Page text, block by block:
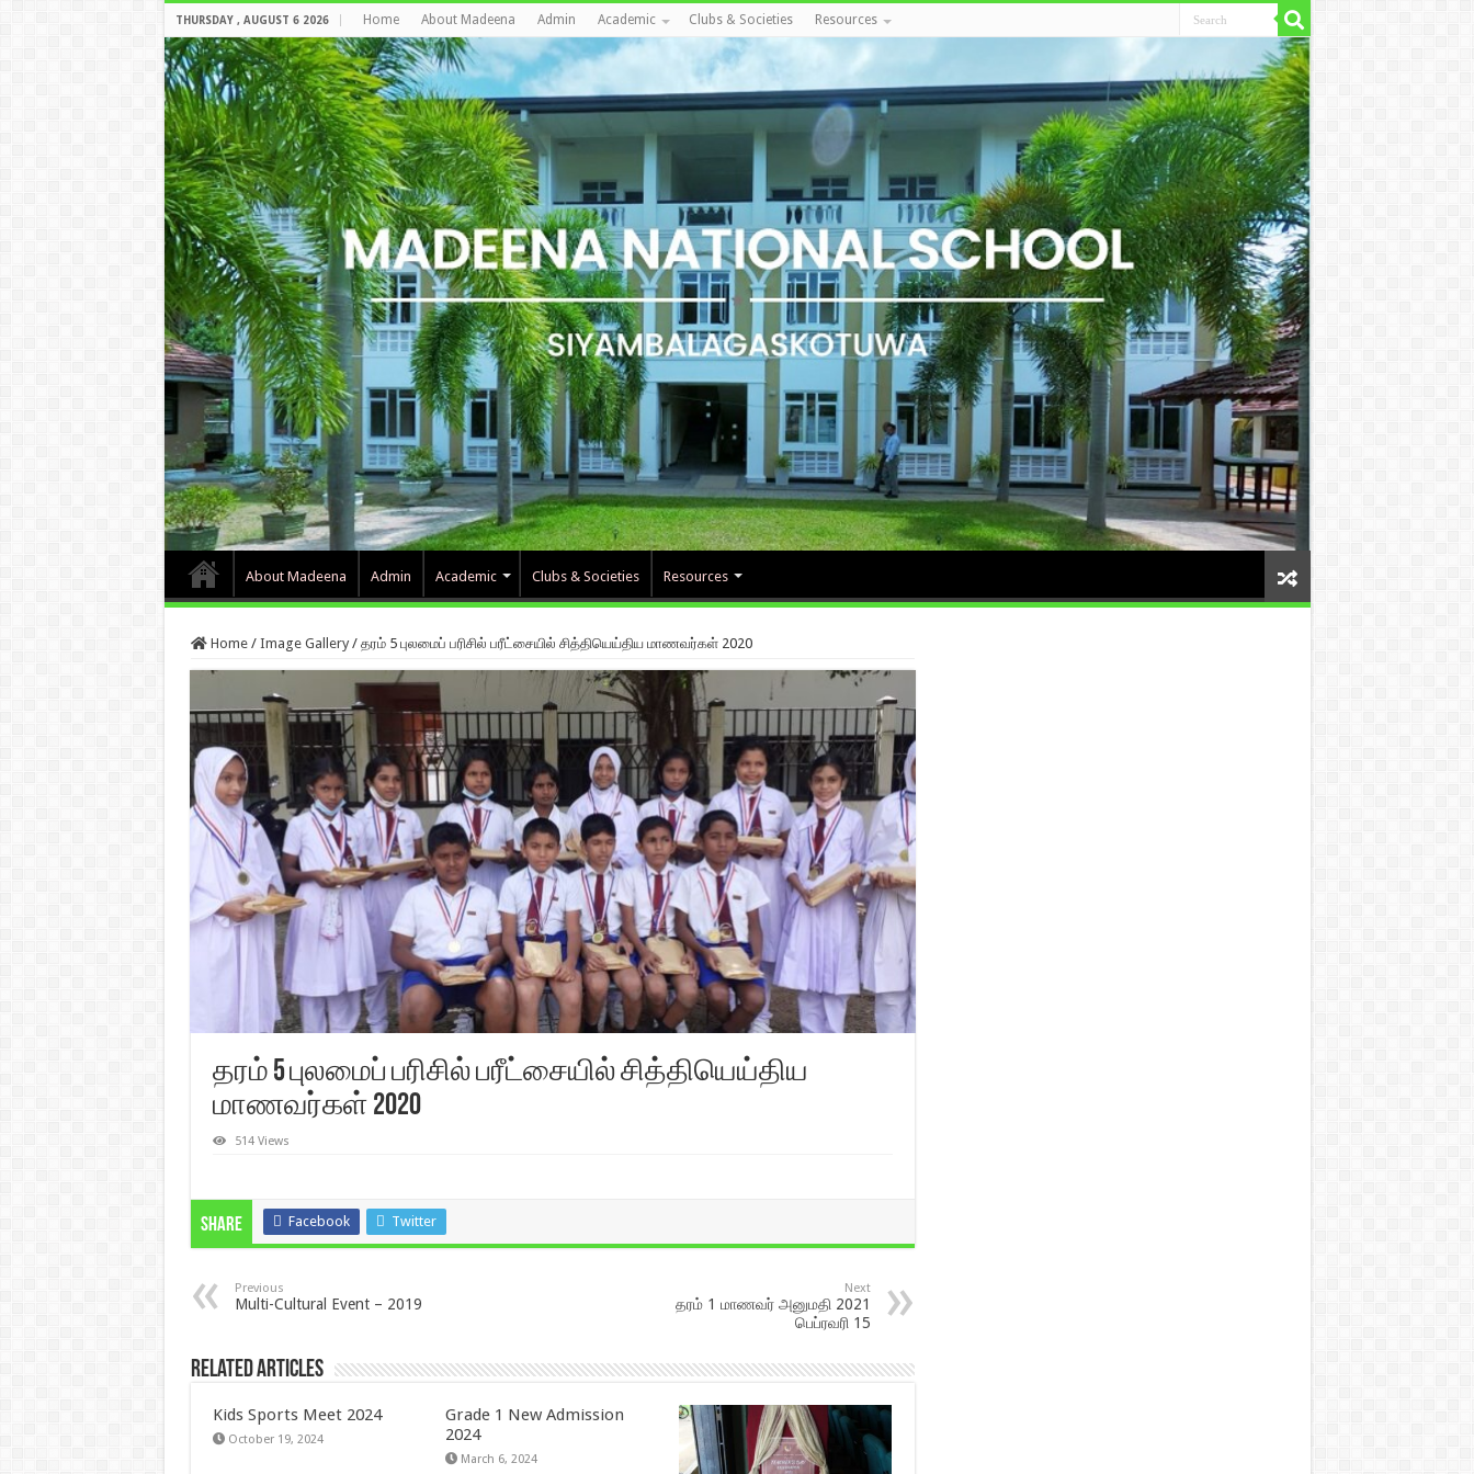
THURSDAY , AUGUST 6 2026 Home About Madeena Admin Academic Clubs & Societies Resources
About Madeena Admin Academic Clubs & Societies Resources
Home / Image Gallery / தரம் 5 புலமைப் பரிசில் பரீட்சையில் சித்தியெய்திய மாணவர்கள் 2020
தரம் 5 புலமைப் பரிசில் பரீட்சையில் சித்தியெய்திய
மாணவர்கள் 2020
514 Views
Share Facebook Twitter
Previous
Multi-Cultural Event – 2019
Next
தரம் 1 மாணவர் அனுமதி 2021
பெப்ரவரி 15
Related Articles
Kids Sports Meet 2024
October 19, 2024
Grade 1 New Admission
2024
March 6, 2024